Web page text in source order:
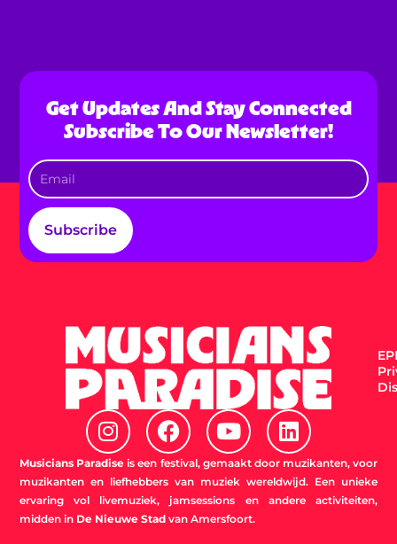
Get Updates And Stay Connected
Subscribe To Our Newsletter!
Subscribe
I
n
s
t
a
g
F
a
c
e
b
o
Y
o
u
t
u
b
L
i
n
k
e
Musicians Paradise is een festival, gemaakt door muzikanten, voor
muzikanten en liefhebbers van muziek wereldwijd. Een unieke
ervaring vol livemuziek, jamsessions en andere activiteiten,
midden in De Nieuwe Stadvan Amersfoort.